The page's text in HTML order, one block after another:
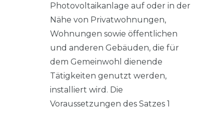
Photovoltaikanlage auf oder in der
Nähe von Privatwohnungen,
Wohnungen sowie öffentlichen
und anderen Gebäuden, die für
dem Gemeinwohl dienende
Tätigkeiten genutzt werden,
installiert wird. Die
Voraussetzungen des Satzes 1